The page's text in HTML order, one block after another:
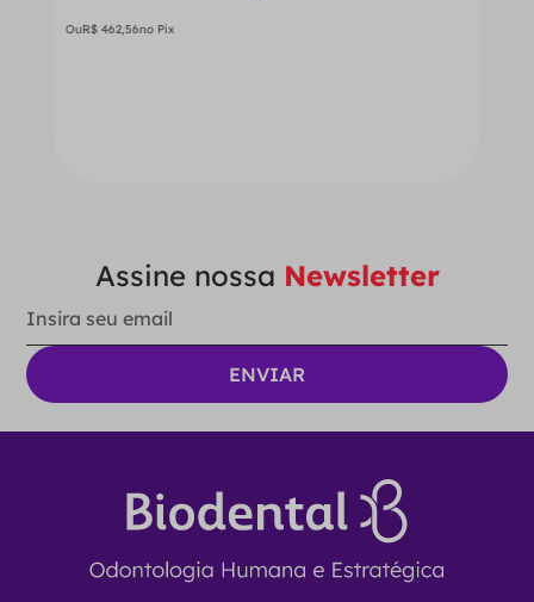
OuR$ 462,56no Pix
Assine nossa Newsletter